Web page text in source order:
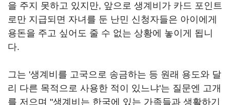
을 주지 못하고 있지만, 앞으로 생계비가 카드 포인트
로만 지급되면 자녀를 둔 난민 신청자들은 아이에게
용돈을 주고 싶어도 줄 수 없는 상황에 놓이게 됩니
다.
그는 '생계비를 고국으로 송금하는 등 원래 용도와 달
리 다른 목적으로 사용한 적이 있느냐'는 질문엔 고개
를 저으며 "생계비는 한국에 있는 가족들과 생활하기